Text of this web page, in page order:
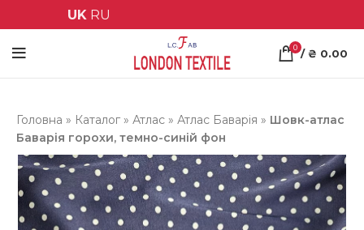
UK RU
0 / ₴ 0.00
Головна » Каталог »Атлас »Атлас Баварія » Шовк-атлас
Баварія горохи, темно-синій фон